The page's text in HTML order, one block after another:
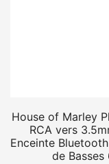
House of Marley
RCA vers
Enceinte
de